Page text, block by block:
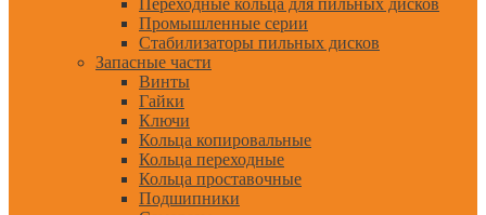
Переходные кольца для пильных дисков
Промышленные серии
Стабилизаторы пильных дисков
Запасные части
Винты
Гайки
Ключи
Кольца копировальные
Кольца переходные
Кольца проставочные
Подшипники